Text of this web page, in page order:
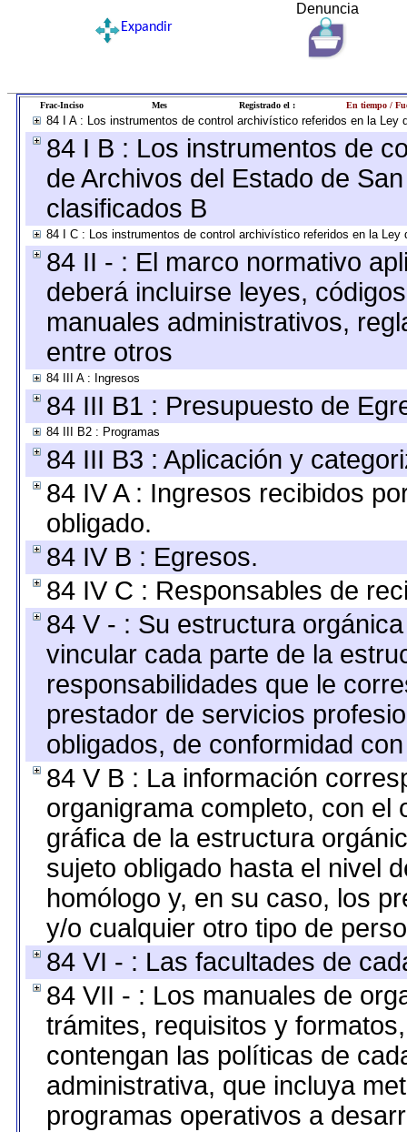
Denuncia
Expandir
Frac-Inciso Mes Registrado el : En tiempo /
84 I A : Los instrumentos de control archivístico referidos en la
84 I B : Los instrumentos de
de Archivos del Estado de
clasificados B
84 I C : Los instrumentos de control archivístico referidos en la
84 II - : El marco normativo
deberá incluirse leyes,
manuales administrativos,
entre otros
84 III A : Ingresos
84 III B1 : Presupuesto de
84 III B2 : Programas
84 III B3 : Aplicación y
84 IV A : Ingresos recibidos
obligado.
84 IV B : Egresos.
84 IV C : Responsables de
84 V - : Su estructura
vincular cada parte de la
responsabilidades que le
prestador de servicios
obligados, de conformidad
84 V B : La información
organigrama completo, con el
gráfica de la estructura
sujeto obligado hasta el nivel
homólogo y, en su caso, los
y/o cualquier otro tipo de
84 VI - : Las facultades de
84 VII - : Los manuales de
trámites, requisitos y
contengan las políticas de
administrativa, que incluya
programas operativos a